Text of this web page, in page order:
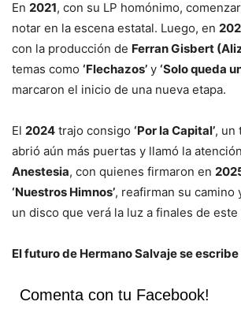
En 2021, con su LP homónimo,
notar en la escena estatal. Luego, en
con la producción de Ferran Gisbert
temas como ‘Flechazos’ y ‘Solo queda
marcaron el inicio de una nueva etapa.
El 2024 trajo consigo ‘Por la Capital’, un
abrió aún más puertas y llamó la
Anestesia, con quienes firmaron en
‘Nuestros Himnos’, reafirman su camino
un disco que verá la luz a finales de este
El futuro de Hermano Salvaje se
Comenta con tu Facebook!